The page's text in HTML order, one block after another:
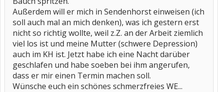
Außerdem will er mich in Sendenhorst einweisen (ich
soll auch mal an mich denken), was ich gestern erst
nicht so richtig wollte, weil z.Z. an der Arbeit ziemlich
viel los ist und meine Mutter (schwere Depression)
auch im KH ist. Jetzt habe ich eine Nacht darüber
geschlafen und habe soeben bei ihm angerufen,
dass er mir einen Termin machen soll.
Wünsche euch ein schönes schmerzfreies WE...